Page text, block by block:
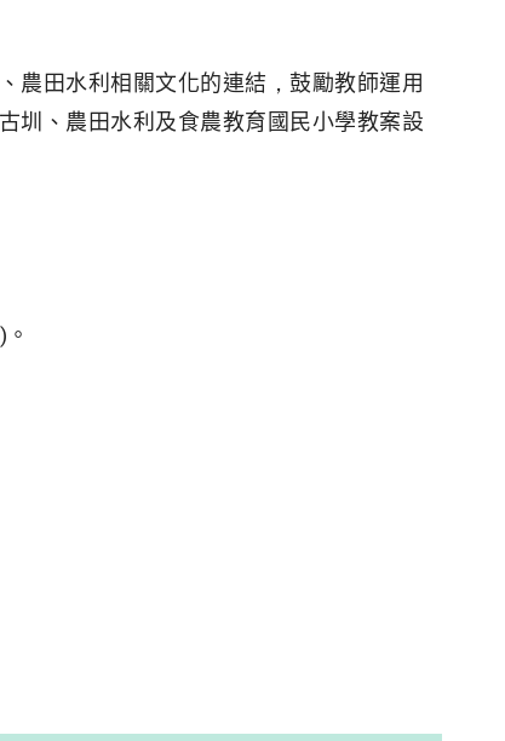
農田水利相關文化的連結，鼓勵教師運用
圳、農田水利及食農教育國民小學教案設